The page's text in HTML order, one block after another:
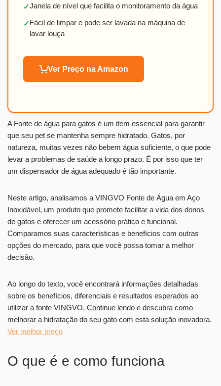
✓Janela de nível que facilita o monitoramento da água
✓Fácil de limpar e pode ser lavada na máquina de
lavar louça
Ver Preço na Amazon
A Fonte de água para gatos é um item essencial para garantir
que seu pet se mantenha sempre hidratado. Gatos, por
natureza, muitas vezes não bebem água suficiente, o que pode
levar a problemas de saúde a longo prazo. É por isso que ter
um dispensador de água adequado é tão importante.
Neste artigo, analisamos a VINGVO Fonte de Água em Aço
Inoxidável, um produto que promete facilitar a vida dos donos
de gatos e oferecer um acessório prático e funcional.
Comparamos suas características e benefícios com outras
opções do mercado, para que você possa tomar a melhor
decisão.
Ao longo do texto, você encontrará informações detalhadas
sobre os benefícios, diferenciais e resultados esperados ao
utilizar a fonte VINGVO. Continue lendo e descubra como
melhorar a hidratação do seu gato com esta solução inovadora.
Ver melhor preço
O que é e como funciona